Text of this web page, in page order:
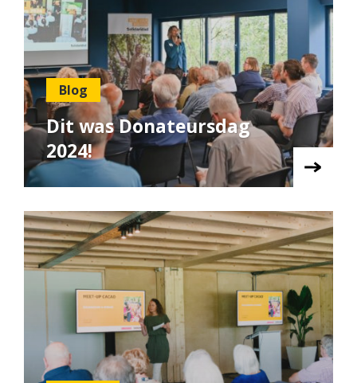
Blog
Dit was Donateursdag
2024!